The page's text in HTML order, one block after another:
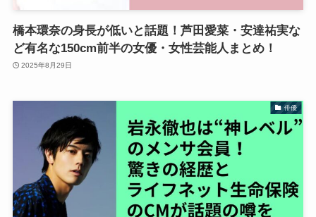
橋本環奈の身長が低いと話題！芦田愛菜・安達祐実な
ど有名な150cm前半の女優・女性芸能人まとめ！
2025年8月29日
俳優